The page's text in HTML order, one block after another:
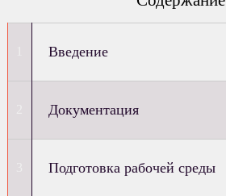
Введение
Документация
Подготовка рабочей среды